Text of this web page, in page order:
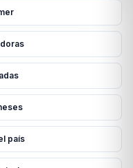
país